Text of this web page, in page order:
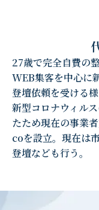
27歳で完全自費の
WEB集客を中心に
登壇依頼を受ける様
新型コロナウィル
たため現在の事業
coを設立。現在は
登壇なども行う。